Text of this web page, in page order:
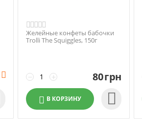

Желейные конфеты бабочки
Trolli The Squiggles, 150г
+
− 80грн
В КОРЗИНУ 